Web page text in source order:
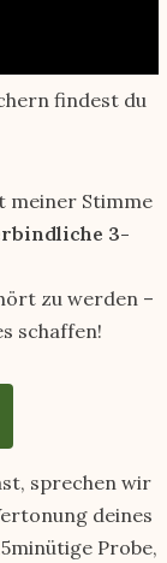
findest du
meiner Stimme
3-
zu werden –
schaffen!
sprechen wir
deines
Probe,